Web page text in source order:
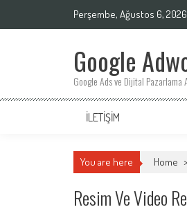
Perşembe, Ağustos 6, 2026
Google
Google Ads ve Dijital
İLETIŞIM
You are here Home >
Resim Ve Video